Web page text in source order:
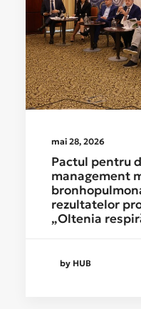
mai 28, 2026
Pactul pentru
management
rezultatelor
„Oltenia
by HUB